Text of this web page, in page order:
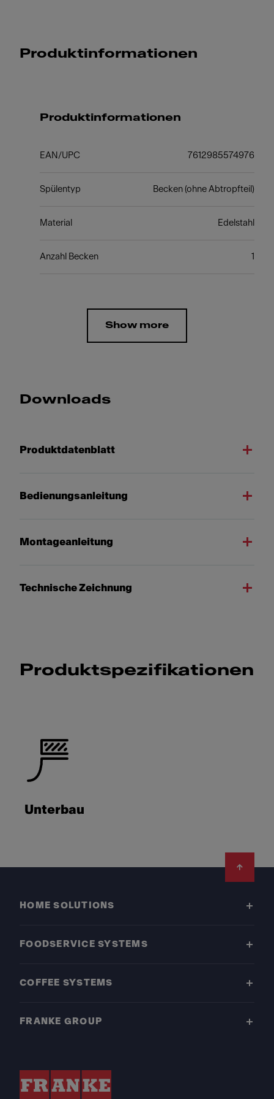
Produktinformationen
Produktinformationen
EAN/UPC 7612985574976
Spülentyp Becken (ohne Abtropfteil)
Material Edelstahl
Anzahl Becken 1
Show more
Downloads
Produktdatenblatt
Bedienungsanleitung
Montageanleitung
Technische Zeichnung
Produktspezifikationen
Unterbau
HOME SOLUTIONS
FOODSERVICE SYSTEMS
COFFEE SYSTEMS
FRANKE GROUP